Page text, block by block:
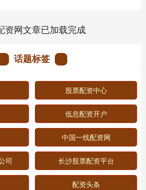
资网文章已加载完成
话题标签
股票配资中心
低息配资开户
中国一线配资网
司 长沙股票配资平台
配资头条